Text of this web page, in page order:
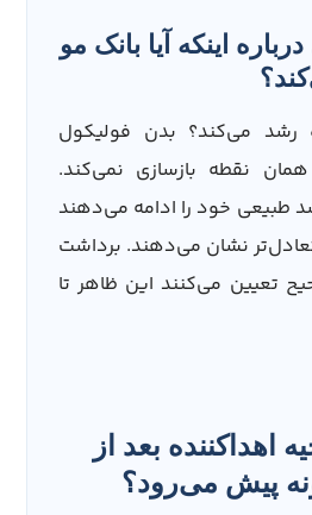
اینکه آیا بانک مو
رشد می‌کند؟ بدن فولیکول
نقطه بازسازی نمی‌کند.
طبیعی خود را ادامه می‌دهند
نشان می‌دهند. برداشت
تعیین می‌کنند این ظاهر تا
اهداکننده بعد از
پیش می‌رود؟